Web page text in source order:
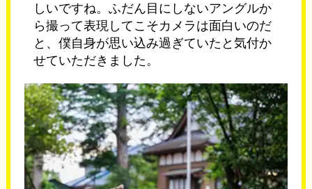
しいですね。ふだん目にしないアングルか
ら撮って表現してこそカメラは面白いのだ
と、僕自身が思い込み過ぎていたと気付か
せていただきました。